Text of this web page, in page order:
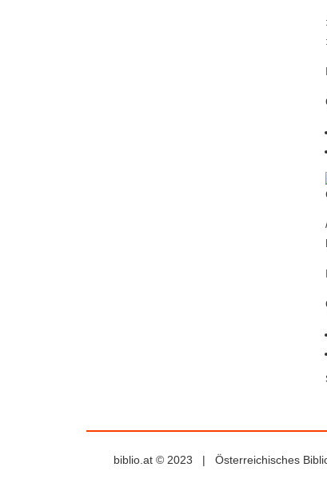
biblio.at © 2023 | Österreichisches